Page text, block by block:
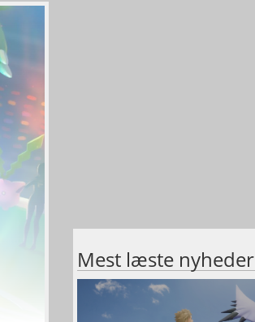
Mest læste nyheder